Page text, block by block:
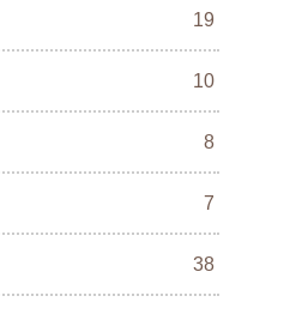
19
10
8
7
38